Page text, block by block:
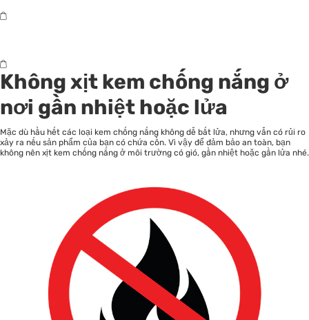
Không xịt kem chống nắng ở
nơi gần nhiệt hoặc lửa
Mặc dù hầu hết các loại kem chống nắng không dễ bắt lửa, nhưng vẫn có rủi ro
xảy ra nếu sản phẩm của bạn có chứa cồn. Vì vậy để đảm bảo an toàn, bạn
không nên xịt kem chống nắng ở môi trường có gió, gần nhiệt hoặc gần lửa nhé.